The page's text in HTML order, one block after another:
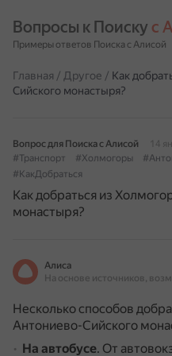
Вопросы к Поиску с
Примеры ответов Поиска с Алисой
Главная / Другое / Как
Сийского монастыря?
Вопрос для Поиска с Алисой
14
#Транспорт
#Холмогоры
#КакДобраться
Как добраться из
монастыря?
Алиса
Несколько способов
Антониево-Сийского
На автобусе. От